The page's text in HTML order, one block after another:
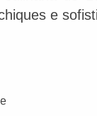
e